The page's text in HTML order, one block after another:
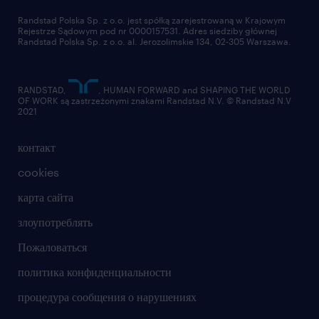
отправить резюме
контакт
cookies
карта сайта
злоупотреблять
Пожаловаться
политика конфиденциальности
процедура сообщения о нарушениях
Randstad Polska Sp. z o.o. jest spółką zarejestrowaną w Krajowym
Rejestrze Sądowym pod nr 0000157531. Adres siedziby głównej
Randstad Polska Sp. z o.o. al. Jerozolimskie 134, 02-305 Warszawa.
RANDSTAD,
, HUMAN FORWARD and SHAPING THE WORLD
OF WORK są zastrzeżonymi znakami Randstad N.V. © Randstad N.V
2021